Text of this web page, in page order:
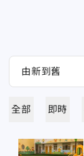
全部 即時